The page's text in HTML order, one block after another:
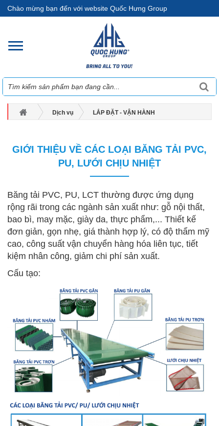
Chào mừng bạn đến với website Quốc Hưng Group
Dịch vụ LẮP ĐẶT - VẬN HÀNH
GIỚI THIỆU VỀ CÁC LOẠI BĂNG TẢI PVC,
PU, LƯỚI CHỊU NHIỆT
Băng tải PVC, PU, LCT thường được ứng dụng
rộng rãi trong các ngành sản xuất như: gỗ nội thất,
bao bì, may mặc, giày da, thực phẩm,... Thiết kế
đơn giản, gọn nhẹ, giá thành hợp lý, có độ thẩm mỹ
cao, công suất vận chuyển hàng hóa liên tục, tiết
kiệm nhân công, giảm chi phí sản xuất.
Cấu tạo: